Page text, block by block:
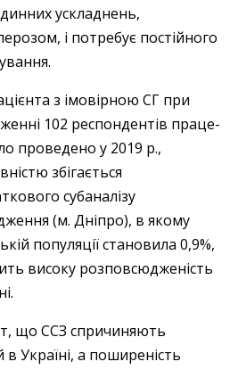
ускладнень,
і потребує постійного
з імовірною СГ при
102 респондентів праце­
проведено у 2019 р.,
збігається
субаналізу
(м. ­Дніпро), в якому
популяції становила 0,9%,
високу розповсюдженість
що ССЗ спричиняють
Україні, а поширеність